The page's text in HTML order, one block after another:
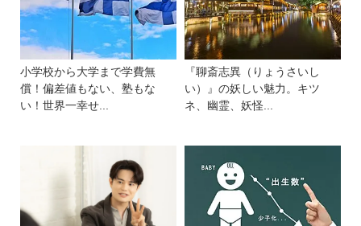
小学校から大学まで学費無
償！偏差値もない、塾もな
い！世界一幸せ...
『聊斎志異（りょうさいし
い）』の妖しい魅力。キツ
ネ、幽霊、妖怪...